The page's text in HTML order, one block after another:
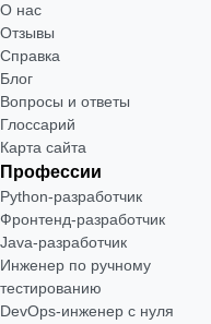
О нас
Отзывы
Справка
Блог
Вопросы и ответы
Глоссарий
Карта сайта
Профессии
Python-разработчик
Фронтенд-разработчик
Java-разработчик
Инженер по ручному
тестированию
DevOps-инженер с нуля